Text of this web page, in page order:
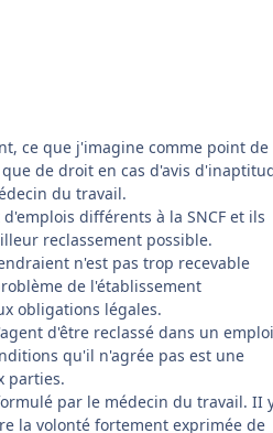
ce que j'imagine comme point de
de droit en cas d'avis
du travail.
différents à la SNCF et ils
reclassement possible.
n'est pas trop recevable
de l'établissement
obligations légales.
d'être reclassé dans un emploi
qu'il n'agrée pas est une
parties.
par le médecin du travail. II
la volonté fortement exprimée de